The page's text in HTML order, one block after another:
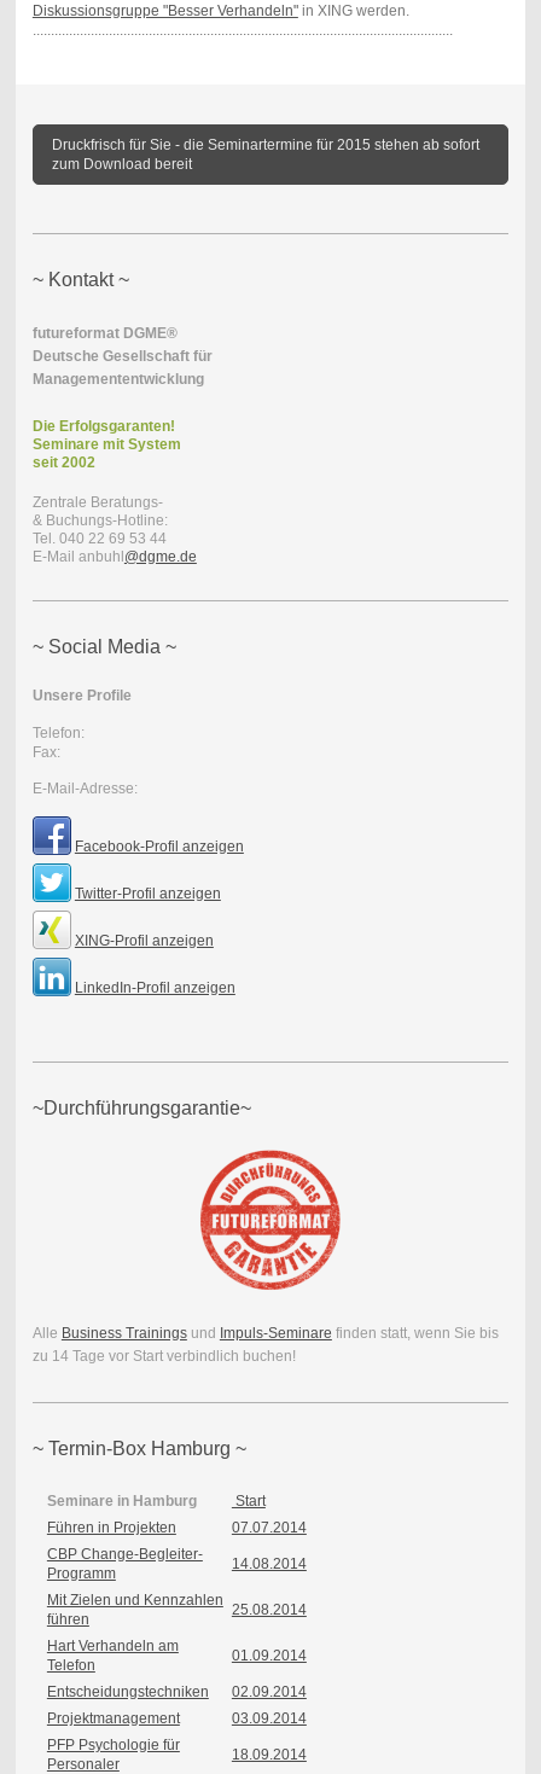
Diskussionsgruppe "Besser Verhandeln"in XING werden.
....................................................................................................................
Druckfrisch für Sie - die Seminartermine für 2015 stehen ab sofort
zum Download bereit
~ Kontakt ~
futureformat DGME®
Deutsche Gesellschaft für
Managemententwicklung
Die Erfolgsgaranten!
Seminare mit System
seit 2002
Zentrale Beratungs-
& Buchungs-Hotline:
Tel. 040 22 69 53 44
E-Mail anbuhl @dgme.de
~ Social Media ~
Unsere Profile
Telefon:
Fax:
E-Mail-Adresse:
Facebook-Profil anzeigen
Twitter-Profil anzeigen
XING-Profil anzeigen
LinkedIn-Profil anzeigen
~Durchführungsgarantie~
Alle Business Trainingsund Impuls-Seminare finden statt, wenn Sie bis
zu 14 Tage vor Start verbindlich buchen!
~ Termin-Box Hamburg ~
Seminare in Hamburg
Start
Führen in Projekten
07.07.2014
CBP Change-Begleiter-
Programm
14.08.2014
Mit Zielen und Kennzahlen
führen
25.08.2014
Hart Verhandeln am
Telefon
01.09.2014
Entscheidungstechniken
02.09.2014
Projektmanagement
03.09.2014
PFP Psychologie für
Personaler
18.09.2014